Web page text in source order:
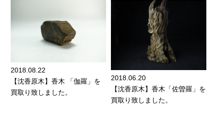
2018.08.22
【沈香原木】香木 「伽羅」を
買取り致しました。
2018.06.20
【沈香原木】香木「佐曽羅」を
買取り致しました。